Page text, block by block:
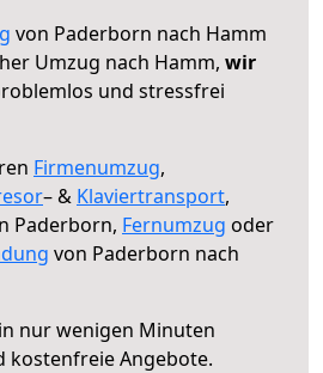
von Paderborn nach Hamm
Umzug nach Hamm, wir
und stressfrei
Firmenumzug,
– & Klaviertransport,
Paderborn, Fernumzug oder
von Paderborn nach
in nur wenigen Minuten
kostenfreie Angebote.